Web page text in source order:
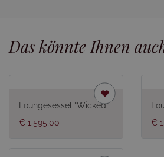
Das könnte Ihnen
Loungesessel "Wicked"
€ 1.595,00
€